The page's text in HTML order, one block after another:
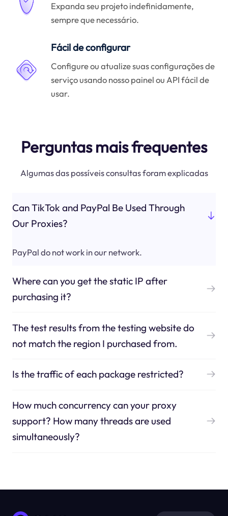
Expanda seu projeto indefinidamente,
sempre que necessário.
Fácil de configurar
Configure ou atualize suas configurações de
serviço usando nosso painel ou API fácil de
usar.
Perguntas mais frequentes
Algumas das possíveis consultas foram explicadas
Can TikTok and PayPal Be Used Through
Our Proxies?
PayPal do not work in our network.
Where can you get the static IP after
purchasing it?
The test results from the testing website do
not match the region I purchased from.
Is the traffic of each package restricted?
How much concurrency can your proxy
support? How many threads are used
simultaneously?